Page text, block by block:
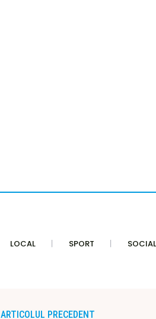
LOCAL SPORT SOCIAL
ARTICOLUL PRECEDENT